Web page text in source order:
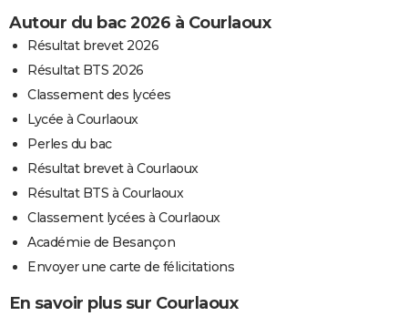
Autour du bac 2026 à Courlaoux
Résultat brevet 2026
Résultat BTS 2026
Classement des lycées
Lycée à Courlaoux
Perles du bac
Résultat brevet à Courlaoux
Résultat BTS à Courlaoux
Classement lycées à Courlaoux
Académie de Besançon
Envoyer une carte de félicitations
En savoir plus sur Courlaoux